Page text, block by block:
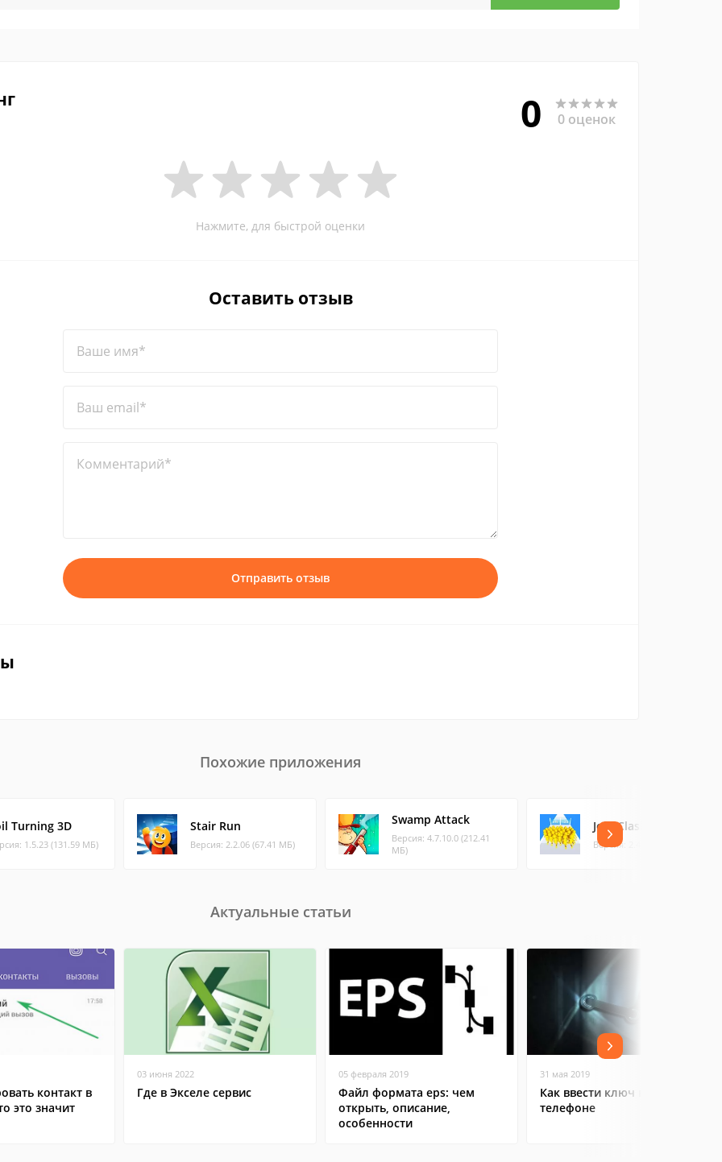
0 0 оценок
Нажмите, для быстрой оценки
Оставить отзыв
Ваше имя*
Ваш email*
Комментарий*
Отправить отзыв
Похожие приложения
Turning 3D
1.5.23 (131.59 МБ)
Stair Run
Версия: 2.2.06 (67.41 МБ)
Swamp Attack
Версия: 4.7.10.0 (212.41
МБ)
Join Clash
Версия: 2.48.3 (122.43 МБ)
Актуальные статьи
контакт в
это значит
03 июня 2022
Где в Экселе сервис
05 февраля 2019
Файл формата eps: чем
открыть, описание,
особенности
31 мая 2019
Как ввести ключ в Steam на
телефоне